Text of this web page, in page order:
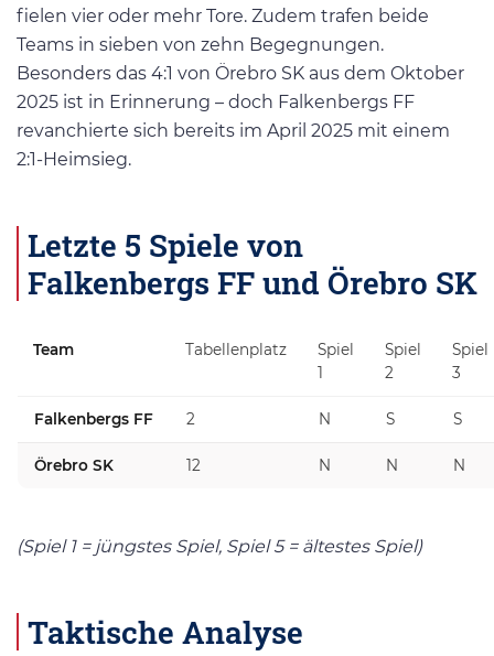
fielen vier oder mehr Tore. Zudem trafen beide
Teams in sieben von zehn Begegnungen.
Besonders das 4:1 von Örebro SK aus dem Oktober
2025 ist in Erinnerung – doch Falkenbergs FF
revanchierte sich bereits im April 2025 mit einem
2:1-Heimsieg.
Letzte 5 Spiele von
Falkenbergs FF und Örebro SK
Team Tabellenplatz
Spiel
1
Spiel
2
Spiel
3
Falkenbergs FF 2 N S S
Örebro SK 12 N N N
(Spiel 1 = jüngstes Spiel, Spiel 5 = ältestes Spiel)
Taktische Analyse